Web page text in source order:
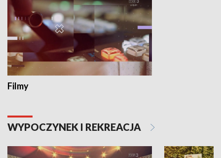
Filmy
WYPOCZYNEK I REKREACJA